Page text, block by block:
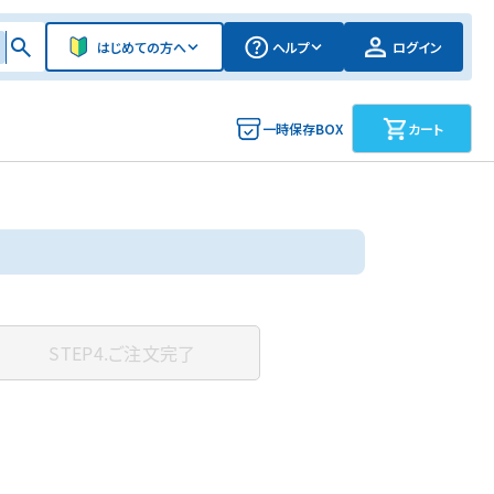
はじめての方へ ヘルプ ログイン
一時保存BOX カート
STEP4.ご注文完了